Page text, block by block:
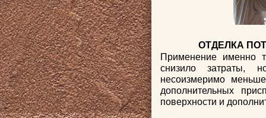
ОТДЕЛКА
Применение именно
снизило затраты,
несоизмеримо
дополнительных
поверхности и